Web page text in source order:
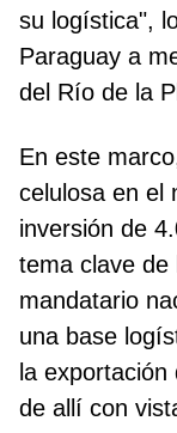
su logística",
Paraguay a
del Río de la
En este
celulosa en el
inversión de
tema clave de
mandatario
una base
la
de allí con